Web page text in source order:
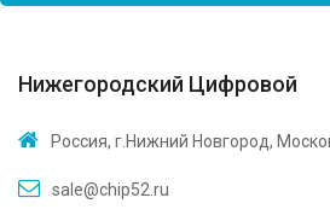
Нижегородский Цифровой
Россия, г.Нижний Новгород,
sale@chip52.ru